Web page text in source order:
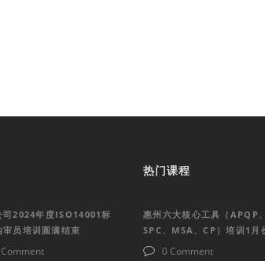
司2024年度ISO14001标
审员培训圆满结束
热门课程
惠州六大核心工具（APQP
SPC、MSA、CP）培训1月
0 Comment